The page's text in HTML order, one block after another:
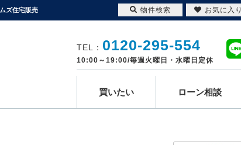
ズ住宅販売
TEL： 0120-295-554
10:00～19:00/毎週火曜日・水曜日定休
買いたい ローン相談
物件検索 お気に入り